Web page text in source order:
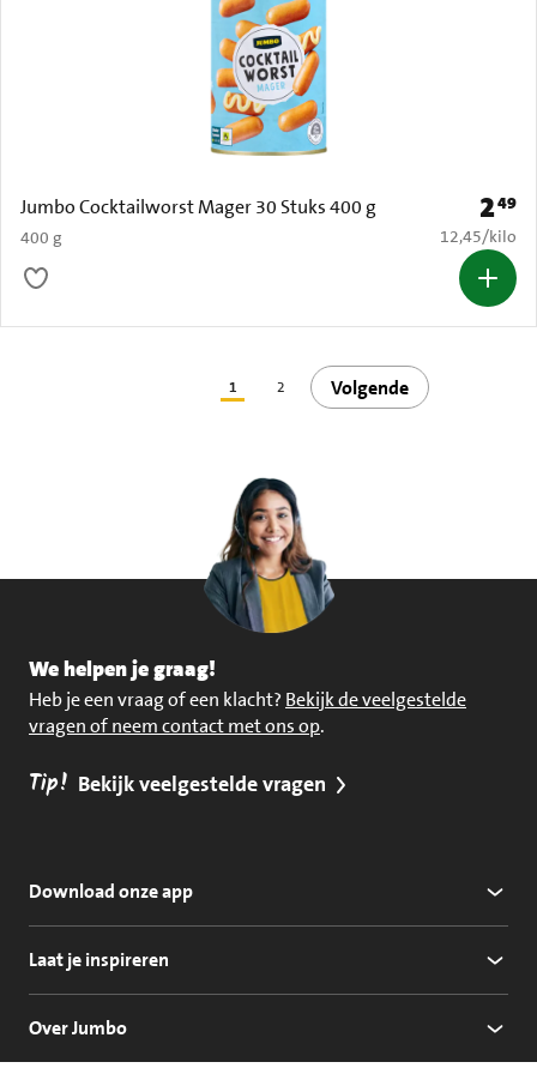
Jumbo Cocktailworst Mager 30 Stuks 400 g
400 g
Prijs:
249
€ 12,45 per
12,45/kilo
1 2 Volgende
We helpen je graag!
Heb je een vraag of een klacht? Bekijk de veelgestelde
vragen of neem contact met ons op.
Tip! Bekijk veelgestelde vragen
Download onze app
Laat je inspireren
Over Jumbo